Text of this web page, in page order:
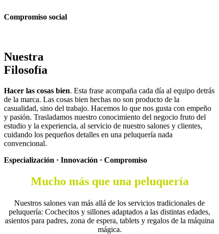
Compromiso social
Nuestra
Filosofía
Hacer las cosas bien. Esta frase acompaña cada día al equipo detrás
de la marca. Las cosas bien hechas no son producto de la
casualidad, sino del trabajo. Hacemos lo que nos gusta con empeño
y pasión. Trasladamos nuestro conocimiento del negocio fruto del
estudio y la experiencia, al servicio de nuestro salones y clientes,
cuidando los pequeños detalles en una peluquería nada
convencional.
Especialización · Innovación · Compromiso
Mucho más que una peluquería
Nuestros salones van más allá de los servicios tradicionales de
peluquería: Cochecitos y sillones adaptados a las distintas edades,
asientos para padres, zona de espera, tablets y regalos de la máquina
mágica.